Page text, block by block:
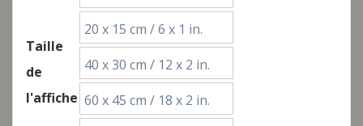
prix :
à
Taille
de
l'affiche
20 x 15 cm / 6 x 1 in.
40 x 30 cm / 12 x 2 in.
60 x 45 cm / 18 x 2 in.